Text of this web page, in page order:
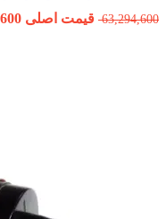
63,294,600 قیمت اصلی 63,294,600 تومان بود.